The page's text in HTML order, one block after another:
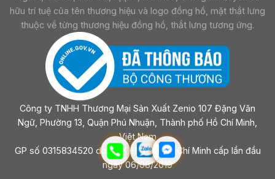
hữu trí tuệ của tên thương hiệu và logo đồng hồ, mặt thắt lưng
thuộc về từng thương hiệu đồng hồ, thắt lưng tương ứng.
Công ty TNHH Thương Mại Sản Xuất Zenio 107 Đặng Văn
Ngữ, Phường 13, Quận Phú Nhuận, Thành phố Hồ Chí Minh,
Việt Nam
GP số 0315834520 do sở KHĐT Tp Hồ Chí Minh cấp lần đầu
ngày 06/08/2019